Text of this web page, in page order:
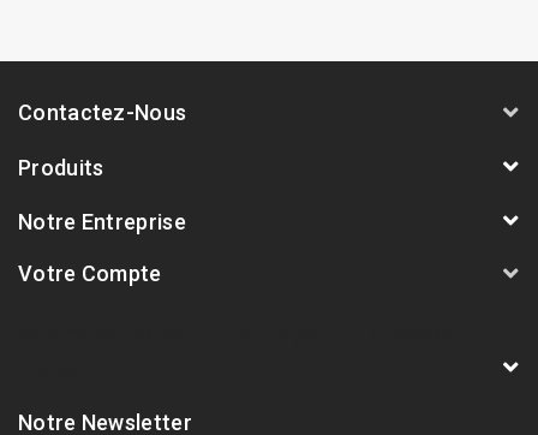
Contactez-Nous
Produits
Notre Entreprise
Votre Compte
Notre Newsletter